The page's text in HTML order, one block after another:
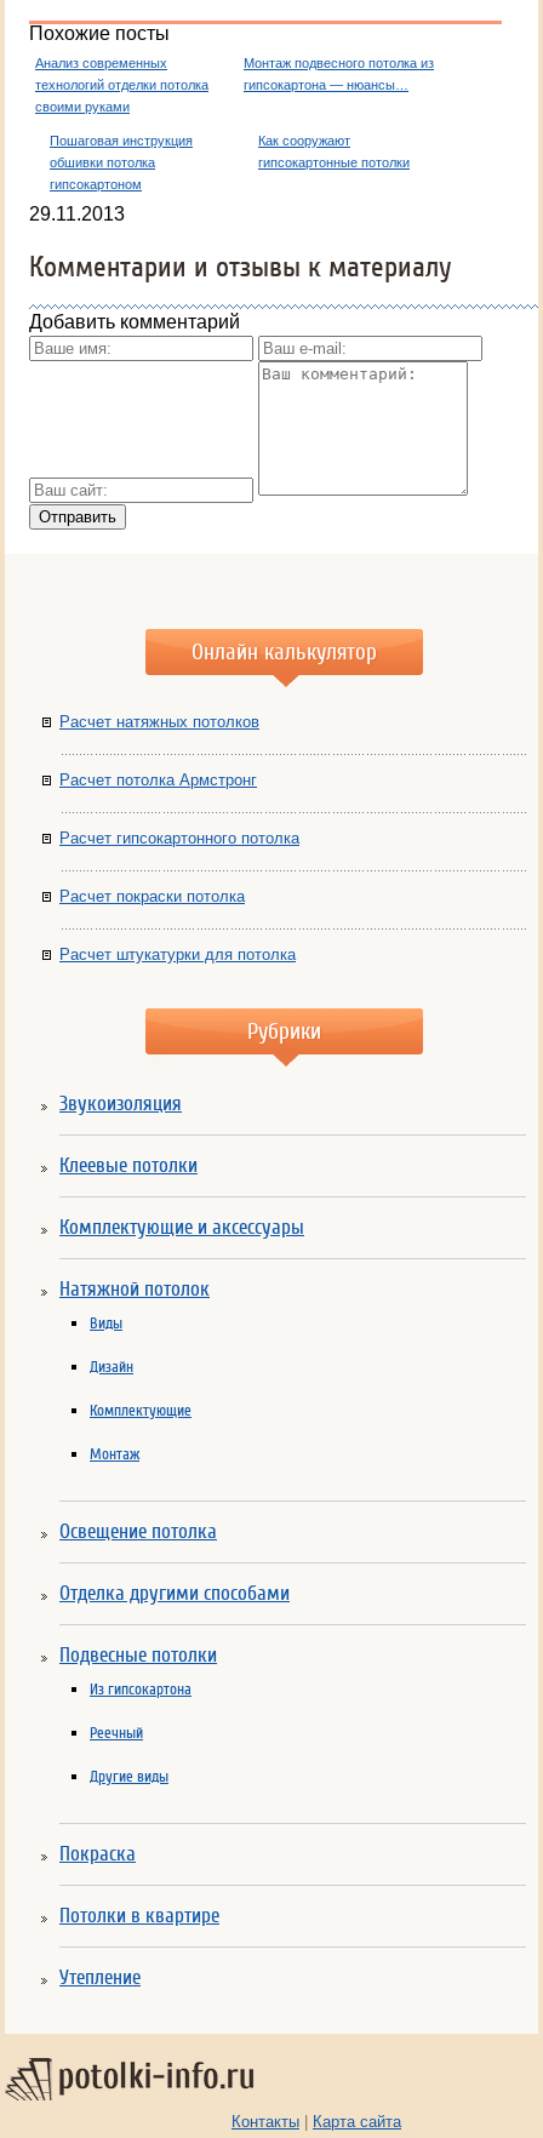
Похожие посты
Анализ современных
технологий отделки потолка
своими руками
Монтаж подвесного потолка из
гипсокартона — нюансы…
Пошаговая инструкция
обшивки потолка
гипсокартоном
Как сооружают
гипсокартонные потолки
29.11.2013
Комментарии и отзывы к материалу
Добавить комментарий
Онлайн калькулятор
Расчет натяжных потолков
Расчет потолка Армстронг
Расчет гипсокартонного потолка
Расчет покраски потолка
Расчет штукатурки для потолка
Рубрики
Звукоизоляция
Клеевые потолки
Комплектующие и аксессуары
Натяжной потолок
Виды
Дизайн
Комплектующие
Монтаж
Освещение потолка
Отделка другими способами
Подвесные потолки
Из гипсокартона
Реечный
Другие виды
Покраска
Потолки в квартире
Утепление
Контакты Карта сайта